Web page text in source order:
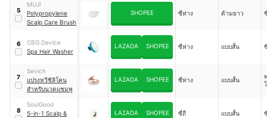
5
MUJI
Polypropylene
Scalp Care Brush
SHOPEE ซี่ห่าง ด้ามยาว
6
CBG Device
Spa Hair Washer
LAZADA SHOPEE ซี่ห่าง แบบสั้น
7
Sevich
แปรงหวีซิลิโคน
สําหรับนวดแชมพู
LAZADA SHOPEE ซี่ห่าง แบบสั้น
8
SoulGood
5-in-1 Scalp &
LAZADA SHOPEE ซี่ถี่ แบบสั้น